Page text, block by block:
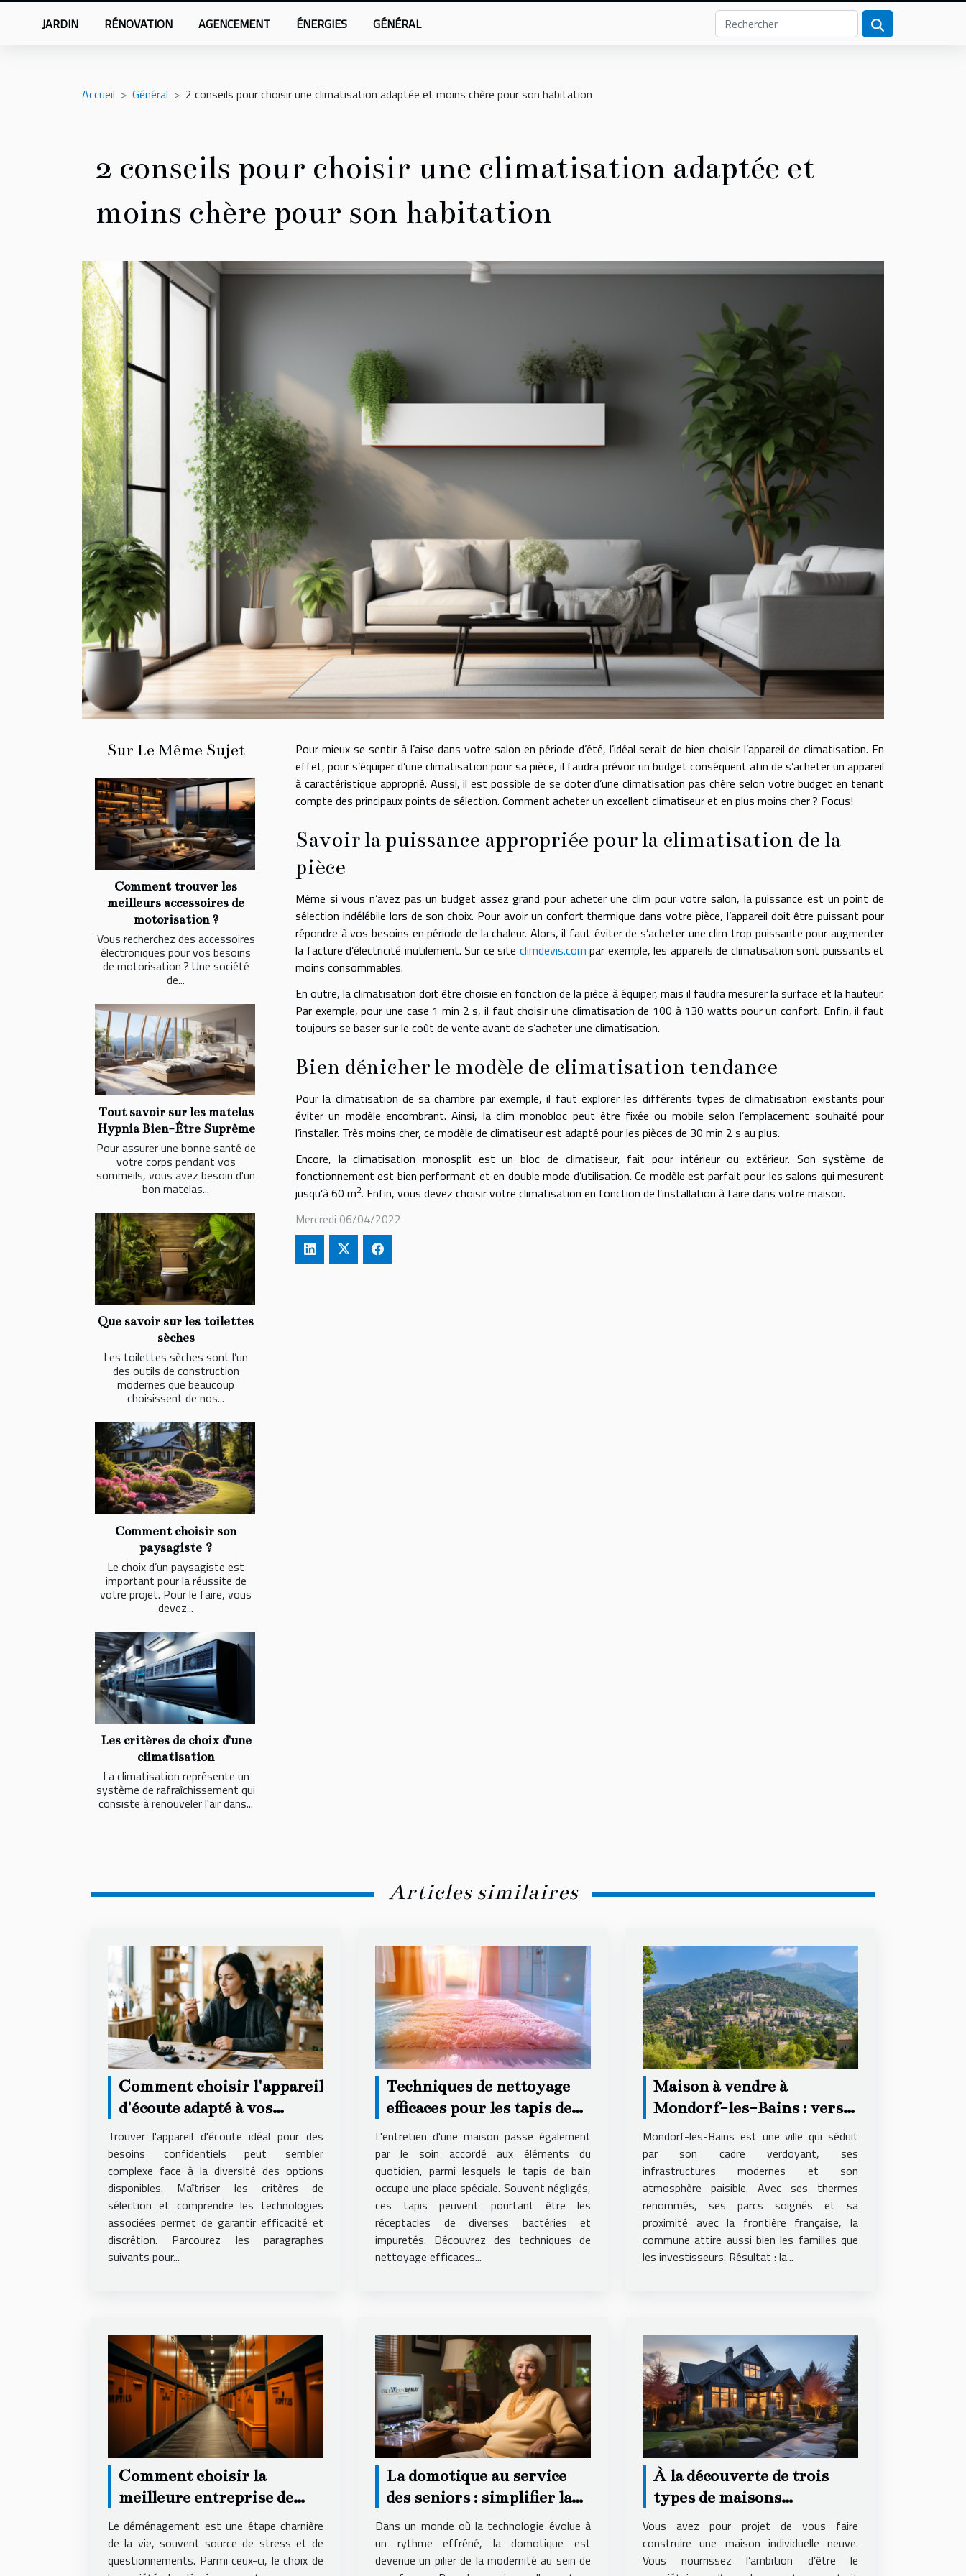
JARDIN RÉNOVATION AGENCEMENT ÉNERGIES GÉNÉRAL
Accueil Général 2 conseils pour choisir une climatisation adaptée et moins chère pour son habitation
2 conseils pour choisir une climatisation adaptée et
moins chère pour son habitation
Sur Le Même Sujet
Comment trouver les
meilleurs accessoires de
motorisation ?
Vous recherchez des accessoires
électroniques pour vos besoins
de motorisation ? Une société
de...
Tout savoir sur les matelas
Hypnia Bien-Être Suprême
Pour assurer une bonne santé de
votre corps pendant vos
sommeils, vous avez besoin d'un
bon matelas...
Que savoir sur les toilettes
sèches
Les toilettes sèches sont l’un
des outils de construction
modernes que beaucoup
choisissent de nos...
Comment choisir son
paysagiste ?
Le choix d’un paysagiste est
important pour la réussite de
votre projet. Pour le faire, vous
devez...
Les critères de choix d'une
climatisation
La climatisation représente un
système de rafraîchissement qui
consiste à renouveler l'air dans...
Pour mieux se sentir à l’aise dans votre salon en période d’été, l’idéal serait de bien choisir l’appareil de climatisation. En
effet, pour s’équiper d’une climatisation pour sa pièce, il faudra prévoir un budget conséquent afin de s’acheter un appareil
à caractéristique approprié. Aussi, il est possible de se doter d’une climatisation pas chère selon votre budget en tenant
compte des principaux points de sélection. Comment acheter un excellent climatiseur et en plus moins cher ? Focus!
Savoir la puissance appropriée pour la climatisation de la
pièce
Même si vous n’avez pas un budget assez grand pour acheter une clim pour votre salon, la puissance est un point de
sélection indélébile lors de son choix. Pour avoir un confort thermique dans votre pièce, l’appareil doit être puissant pour
répondre à vos besoins en période de la chaleur. Alors, il faut éviter de s’acheter une clim trop puissante pour augmenter
la facture d’électricité inutilement. Sur ce site climdevis.com par exemple, les appareils de climatisation sont puissants et
moins consommables.
En outre, la climatisation doit être choisie en fonction de la pièce à équiper, mais il faudra mesurer la surface et la hauteur.
Par exemple, pour une case 1 min 2 s, il faut choisir une climatisation de 100 à 130 watts pour un confort. Enfin, il faut
toujours se baser sur le coût de vente avant de s’acheter une climatisation.
Bien dénicher le modèle de climatisation tendance
Pour la climatisation de sa chambre par exemple, il faut explorer les différents types de climatisation existants pour
éviter un modèle encombrant. Ainsi, la clim monobloc peut être fixée ou mobile selon l’emplacement souhaité pour
l’installer. Très moins cher, ce modèle de climatiseur est adapté pour les pièces de 30 min 2 s au plus.
Encore, la climatisation monosplit est un bloc de climatiseur, fait pour intérieur ou extérieur. Son système de
fonctionnement est bien performant et en double mode d’utilisation. Ce modèle est parfait pour les salons qui mesurent
jusqu’à 60 m2. Enfin, vous devez choisir votre climatisation en fonction de l’installation à faire dans votre maison.
Mercredi 06/04/2022
Articles similaires
Comment choisir l'appareil
d'écoute adapté à vos
besoins secrets ?
Trouver l'appareil d'écoute idéal pour des
besoins confidentiels peut sembler
complexe face à la diversité des options
disponibles. Maîtriser les critères de
sélection et comprendre les technologies
associées permet de garantir efficacité et
discrétion. Parcourez les paragraphes
suivants pour...
Techniques de nettoyage
efficaces pour les tapis de
bain
L'entretien d'une maison passe également
par le soin accordé aux éléments du
quotidien, parmi lesquels le tapis de bain
occupe une place spéciale. Souvent négligés,
ces tapis peuvent pourtant être les
réceptacles de diverses bactéries et
impuretés. Découvrez des techniques de
nettoyage efficaces...
Maison à vendre à
Mondorf-les-Bains : vers
quelle agence se tourner ?
Mondorf-les-Bains est une ville qui séduit
par son cadre verdoyant, ses
infrastructures modernes et son
atmosphère paisible. Avec ses thermes
renommés, ses parcs soignés et sa
proximité avec la frontière française, la
commune attire aussi bien les familles que
les investisseurs. Résultat : la...
Comment choisir la
meilleure entreprise de
déménagement pour un
service local fiable et
économique
Le déménagement est une étape charnière
de la vie, souvent source de stress et de
questionnements. Parmi ceux-ci, le choix de
La domotique au service
des seniors : simplifier la
vie à domicile
Dans un monde où la technologie évolue à
un rythme effréné, la domotique est
devenue un pilier de la modernité au sein de
À la découverte de trois
types de maisons
Vous avez pour projet de vous faire
construire une maison individuelle neuve.
Vous nourrissez l’ambition d’être le